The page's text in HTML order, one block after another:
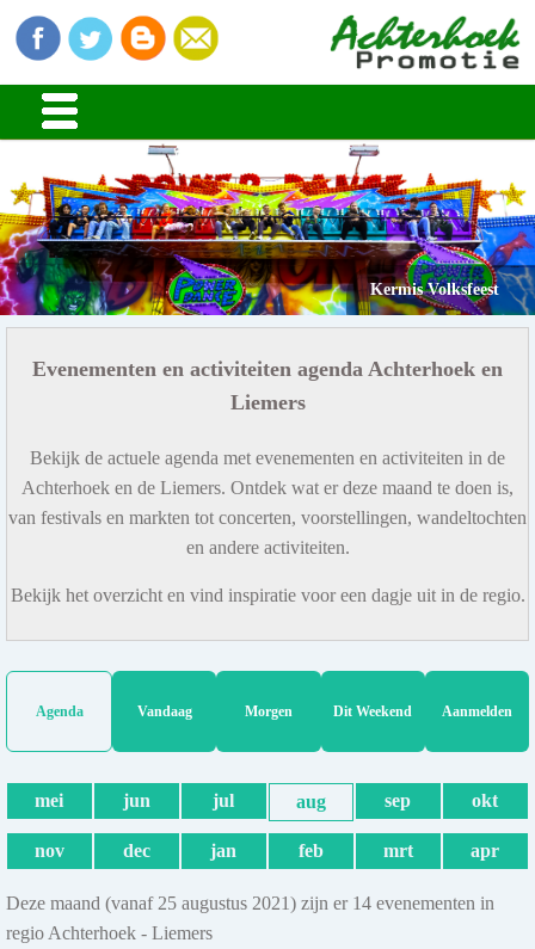
Kermis Volksfeest
Evenementen en activiteiten agenda Achterhoek en
Liemers
Bekijk de actuele agenda met evenementen en activiteiten in de
Achterhoek en de Liemers. Ontdek wat er deze maand te doen is,
van festivals en markten tot concerten, voorstellingen, wandeltochten
en andere activiteiten.
Bekijk het overzicht en vind inspiratie voor een dagje uit in de regio.
Agenda Vandaag Morgen Dit Weekend Aanmelden
mei jun jul aug sep okt
nov dec jan feb mrt apr
Deze maand (vanaf 25 augustus 2021) zijn er 14 evenementen in
regio Achterhoek - Liemers